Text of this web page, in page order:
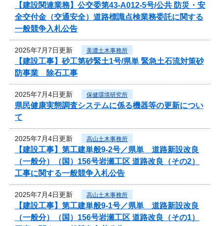
【建設関連業務】公交委第43-A012-5号/公共 防災・安
全交付金（交通安全）道路標識点検業務委託に関する
一般競争入札公告
2025年7月7日更新 美濃土木事務所
【建設工事】砂工第砂緊土1号/県単 緊急土石流対策砂
防事業 除石工事
2025年7月4日更新 保健環境研究所
県民健康実態調査システムに係る機器等の更新につい
て
2025年7月4日更新 高山土木事務所
【建設工事】第工建単般9-2号／県単 道路新設改良
（一般分）（国）156号岩瀬工区 道路改良（その2）
工事に関する一般競争入札公告
2025年7月4日更新 高山土木事務所
【建設工事】第工建単般9-1号／県単 道路新設改良
（一般分）（国）156号岩瀬工区 道路改良（その1）